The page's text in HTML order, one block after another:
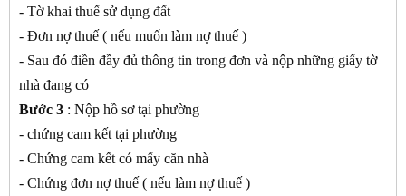
- Tờ khai thuế sử dụng đất
- Đơn nợ thuế ( nếu muốn làm nợ thuế )
- Sau đó điền đầy đủ thông tin trong đơn và nộp những giấy tờ
nhà đang có
Bước 3 : Nộp hồ sơ tại phường
- chứng cam kết tại phường
- Chứng cam kết có mấy căn nhà
- Chứng đơn nợ thuế ( nếu làm nợ thuế )